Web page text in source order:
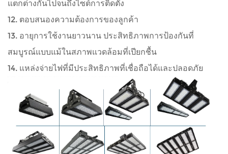
แตกต่างกันไปจนถึงไซต์การติดตั้ง
12. ตอบสนองความต้องการของลูกค้า
13. อายุการใช้งานยาวนาน ประสิทธิภาพการป้องกันที่
สมบูรณ์แบบแม้ในสภาพแวดล้อมที่เปียกชื้น
14. แหล่งจ่ายไฟที่มีประสิทธิภาพที่เชื่อถือได้และปลอดภัย